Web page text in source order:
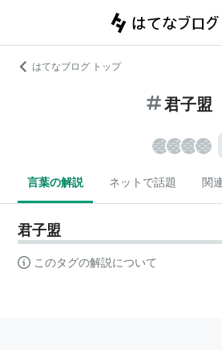
はてなブログ トップ
君子盟
言葉の解説 ネットで話題 関
君子盟
このタグの解説について